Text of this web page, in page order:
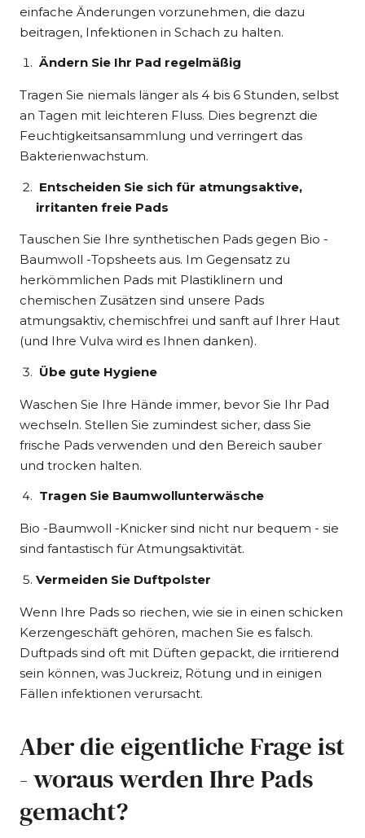
einfache Änderungen vorzunehmen, die dazu
beitragen, Infektionen in Schach zu halten.
Ändern Sie Ihr Pad regelmäßig
Tragen Sie niemals länger als 4 bis 6 Stunden, selbst
an Tagen mit leichteren Fluss. Dies begrenzt die
Feuchtigkeitsansammlung und verringert das
Bakterienwachstum.
Entscheiden Sie sich für atmungsaktive,
irritanten freie Pads
Tauschen Sie Ihre synthetischen Pads gegen Bio -
Baumwoll -Topsheets aus. Im Gegensatz zu
herkömmlichen Pads mit Plastiklinern und
chemischen Zusätzen sind unsere Pads
atmungsaktiv, chemischfrei und sanft auf Ihrer Haut
(und Ihre Vulva wird es Ihnen danken).
Übe gute Hygiene
Waschen Sie Ihre Hände immer, bevor Sie Ihr Pad
wechseln. Stellen Sie zumindest sicher, dass Sie
frische Pads verwenden und den Bereich sauber
und trocken halten.
Tragen Sie Baumwollunterwäsche
Bio -Baumwoll -Knicker sind nicht nur bequem - sie
sind fantastisch für Atmungsaktivität.
Vermeiden Sie Duftpolster
Wenn Ihre Pads so riechen, wie sie in einen schicken
Kerzengeschäft gehören, machen Sie es falsch.
Duftpads sind oft mit Düften gepackt, die irritierend
sein können, was Juckreiz, Rötung und in einigen
Fällen infektionen verursacht.
Aber die eigentliche Frage ist
- woraus werden Ihre Pads
gemacht?